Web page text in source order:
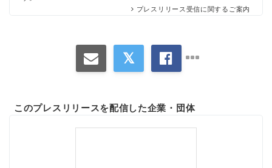
プレスリリース受信に関するご案内
このプレスリリースを配信した企業・団体